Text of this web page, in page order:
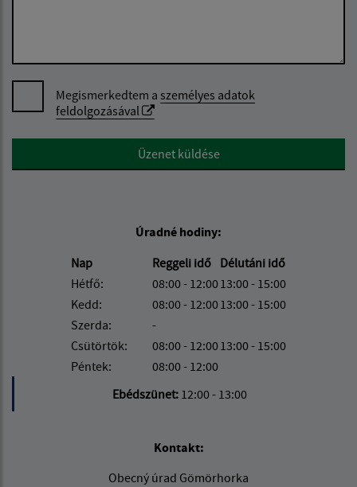
Megismerkedtem a személyes adatok
feldolgozásával
Google reCaptcha ResponseÜzenet küldése
Úradné hodiny:
Nap
Reggeli idő Délutáni idő
Hétfő:
08:00 - 12:0013:00 - 15:00
Kedd:
08:00 - 12:0013:00 - 15:00
Szerda:
-
Csütörtök:
08:00 - 12:0013:00 - 15:00
Péntek:
08:00 - 12:00
Ebédszünet: 12:00 - 13:00
Kontakt:
Obecný úrad Gömörhorka